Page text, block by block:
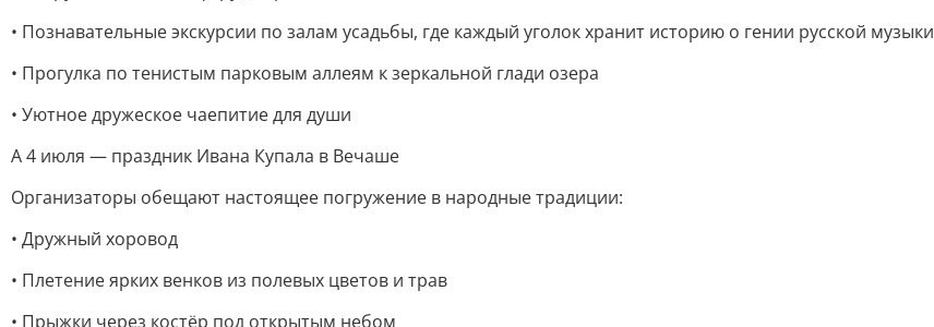
• Познавательные экскурсии по залам усадьбы, где каждый уголок хранит историю о гении русской музыки
• Прогулка по тенистым парковым аллеям к зеркальной глади озера
• Уютное дружеское чаепитие для души
А 4 июля — праздник Ивана Купала в Вечаше
Организаторы обещают настоящее погружение в народные традиции:
• Дружный хоровод
• Плетение ярких венков из полевых цветов и трав
• Прыжки через костёр под открытым небом